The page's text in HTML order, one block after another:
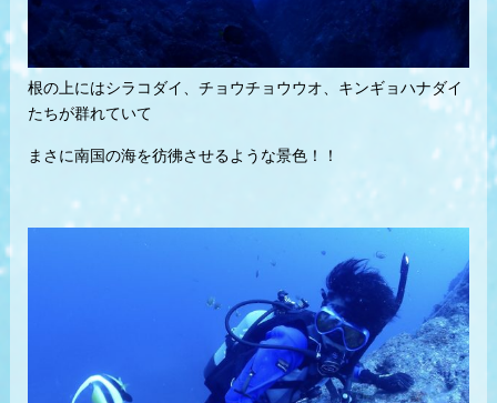
根の上にはシラコダイ、チョウチョウウオ、キンギョハナダイ
たちが群れていて
まさに南国の海を彷彿させるような景色！！